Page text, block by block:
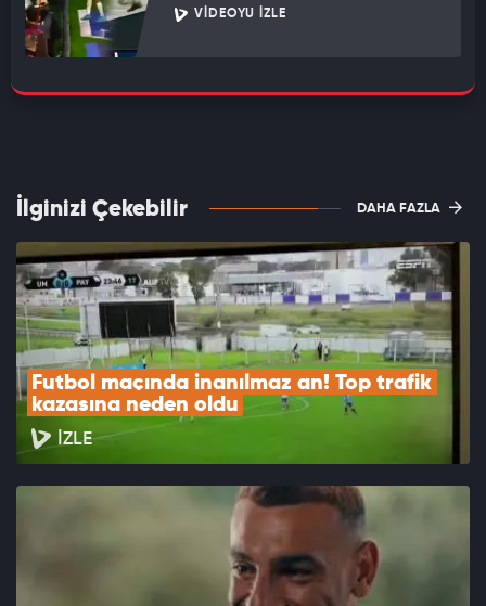
VIDEOYU İZLE
İlginizi Çekebilir DAHA FAZLA
Futbol maçında inanılmaz an! Top trafik
kazasına neden oldu
İZLE